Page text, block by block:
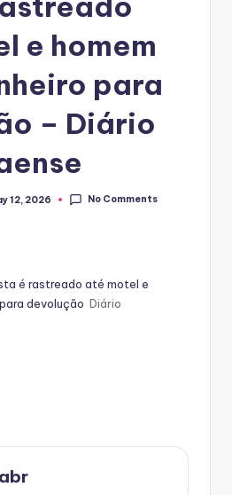
e homem
para
– Diário
12, 2026 No Comments
é rastreado até motel e
devolução Diário